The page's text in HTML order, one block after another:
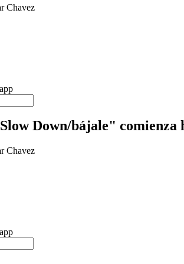
Chavez
Down/bájale" comienza
Chavez